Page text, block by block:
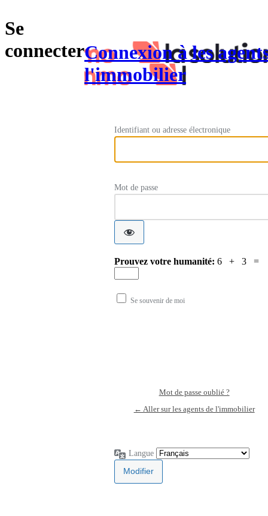
Se
connecterConnexion à les
l'immobilier
Identifiant ou adresse électronique
Mot de passe
Prouvez votre humanité: 6 + 3 =
Se souvenir de moi
Mot de passe oublié ?
← Aller sur les agents de l'immobilier
Langue